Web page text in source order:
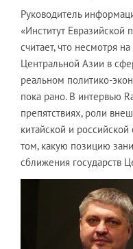
Руководитель
«Институт
считает, что несмотря
Центральной Азии в
реальном политико-
пока рано. В интервью
препятствиях, роли
китайской и
том, какую позицию
сближения государств